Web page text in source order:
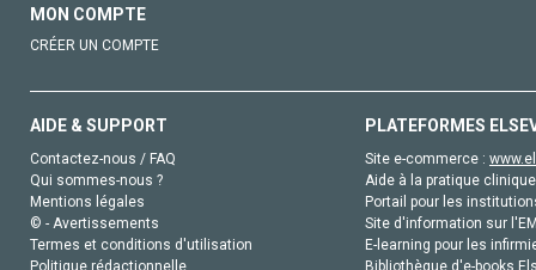
MON COMPTE
CRÉER UN COMPTE
AIDE & SUPPORT
Contactez-nous / FAQ
Qui sommes-nous ?
Mentions légales
© - Avertissements
Termes et conditions d'utilisation
Politique rédactionnelle
PLATEFORMES
Site e-commerce :
Aide à la pratique
Portail pour les
Site d'information sur
E-learning pour les
Bibliothèque d'e-books